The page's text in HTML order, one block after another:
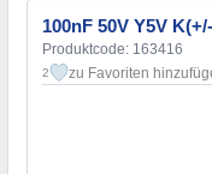
100nF 50V Y5V
Produktcode: 163416
2 zu Favoriten